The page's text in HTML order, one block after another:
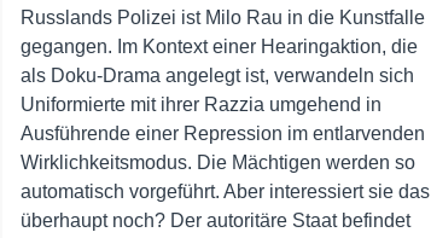
Russlands Polizei ist Milo Rau in die Kunstfalle
gegangen. Im Kontext einer Hearingaktion, die
als Doku-Drama angelegt ist, verwandeln sich
Uniformierte mit ihrer Razzia umgehend in
Ausführende einer Repression im entlarvenden
Wirklichkeitsmodus. Die Mächtigen werden so
automatisch vorgeführt. Aber interessiert sie das
überhaupt noch? Der autoritäre Staat befindet